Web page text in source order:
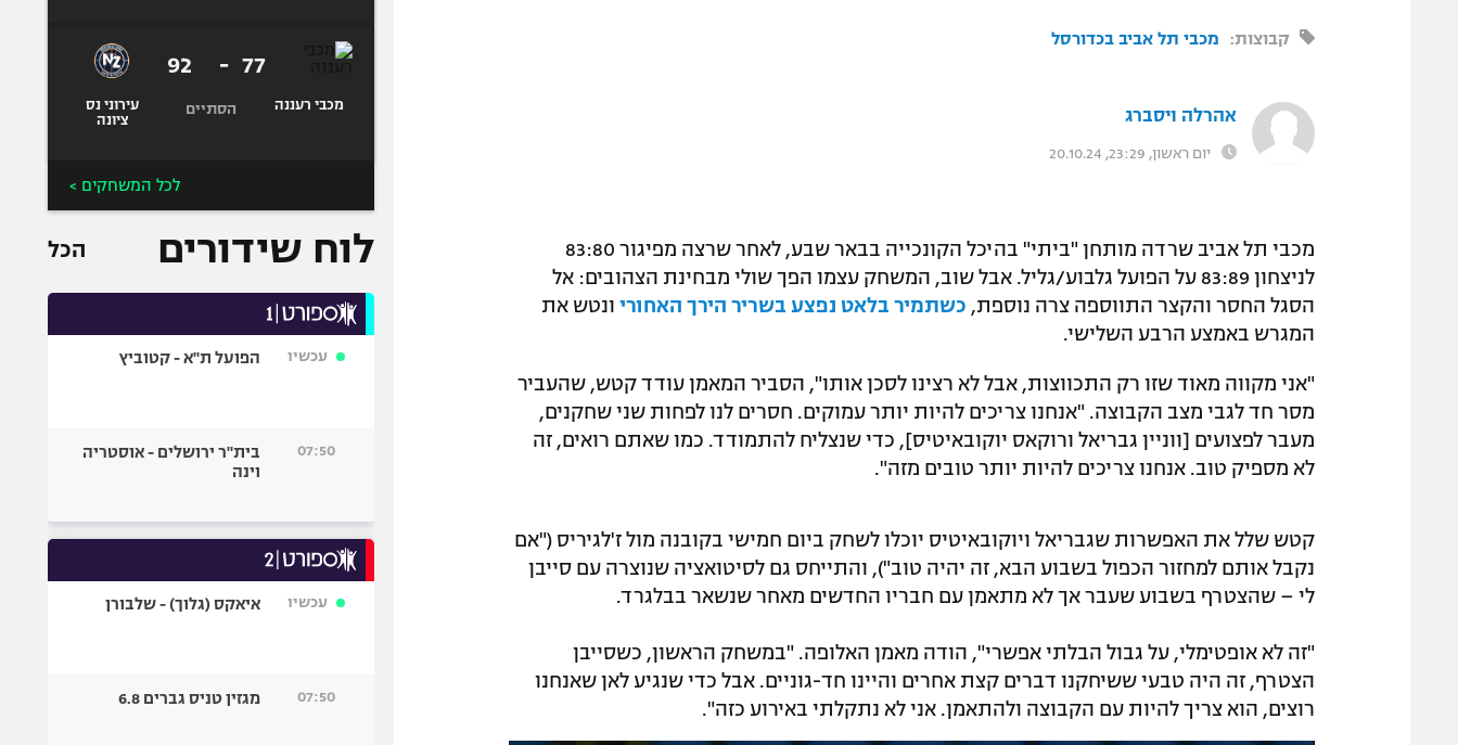
קבוצות: מכבי תל אביב בכדורסל
אהרלה ויסברג
יום ראשון, 23:29, 20.10.24
מכבי תל אביב שרדה מותחן "ביתי" בהיכל הקונכייה בבאר שבע, לאחר שרצה מפיגור 83:80
לניצחון 83:89 על הפועל גלבוע/גליל. אבל שוב, המשחק עצמו הפך שולי מבחינת הצהובים: אל
הסגל החסר והקצר התווספה צרה נוספת, כשתמיר בלאט נפצע בשריר הירך האחורי ונטש את
המגרש באמצע הרבע השלישי.
"אני מקווה מאוד שזו רק התכווצות, אבל לא רצינו לסכן אותו", הסביר המאמן עודד קטש, שהעביר
מסר חד לגבי מצב הקבוצה. "אנחנו צריכים להיות יותר עמוקים. חסרים לנו לפחות שני שחקנים,
מעבר לפצועים [ווניין גבריאל ורוקאס יוקובאיטיס], כדי שנצליח להתמודד. כמו שאתם רואים, זה
לא מספיק טוב. אנחנו צריכים להיות יותר טובים מזה".
קטש שלל את האפשרות שגבריאל ויוקובאיטיס יוכלו לשחק ביום חמישי בקובנה מול ז'לגיריס ("אם
נקבל אותם למחזור הכפול בשבוע הבא, זה יהיה טוב"), והתייחס גם לסיטואציה שנוצרה עם סייבן
לי – שהצטרף בשבוע שעבר אך לא מתאמן עם חבריו החדשים מאחר שנשאר בבלגרד.
"זה לא אופטימלי, על גבול הבלתי אפשרי", הודה מאמן האלופה. "במשחק הראשון, כשסייבן
הצטרף, זה היה טבעי ששיחקנו דברים קצת אחרים והיינו חד-גוניים. אבל כדי שנגיע לאן שאנחנו
רוצים, הוא צריך להיות עם הקבוצה ולהתאמן. אני לא נתקלתי באירוע כזה".
מכבי רעננה
77
-
92
הסתיים
עירוני נס
ציונה
לכל המשחקים >
לוח שידורים הכל
עכשיו הפועל ת"א - קטוביץ
07:50
בית"ר ירושלים - אוסטריה
וינה
עכשיו איאקס (גלוך) - שלבורן
07:50 מגזין טניס גברים 6.8